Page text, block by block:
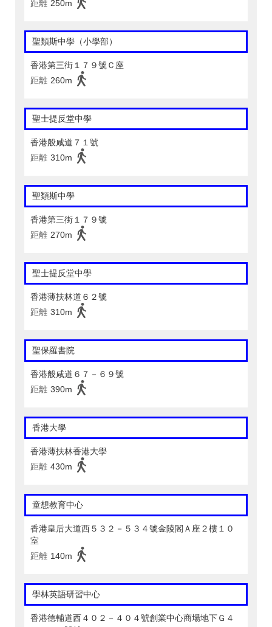
距離 250m
聖類斯中學（小學部）
香港第三街１７９號Ｃ座
距離 260m
聖士提反堂中學
香港般咸道７１號
距離 310m
聖類斯中學
香港第三街１７９號
距離 270m
聖士提反堂中學
香港薄扶林道６２號
距離 310m
聖保羅書院
香港般咸道６７－６９號
距離 390m
香港大學
香港薄扶林香港大學
距離 430m
童想教育中心
香港皇后大道西５３２－５３４號金陵閣Ａ座２樓１０
室
距離 140m
學林英語研習中心
香港德輔道西４０２－４０４號創業中心商場地下Ｇ４